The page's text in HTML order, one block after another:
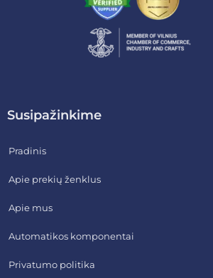
Susipažinkime
Pradinis
Apie prekių ženklus
Apie mus
Automatikos komponentai
Privatumo politika